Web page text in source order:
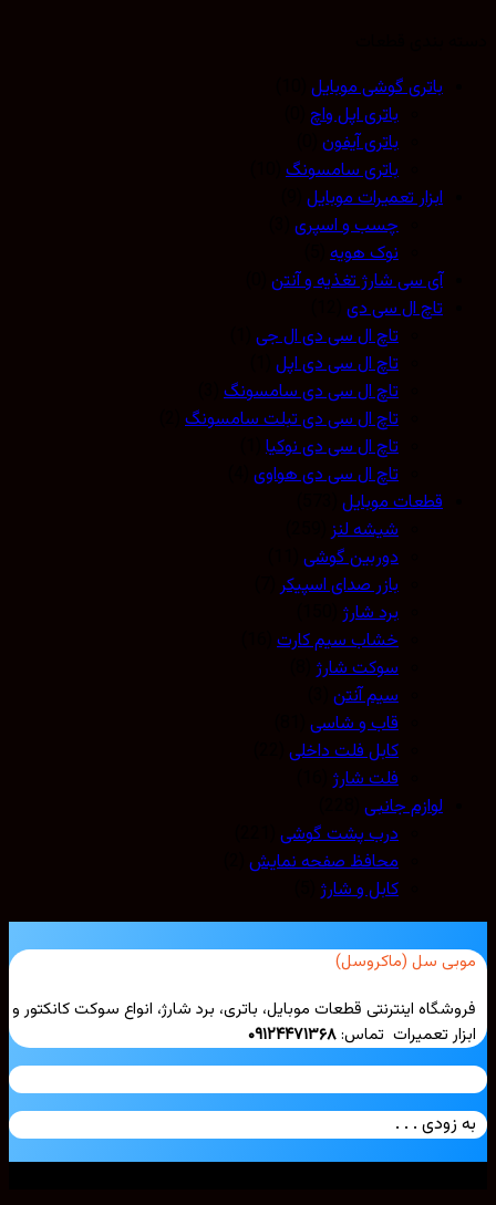
باتری گوشی موبایل(10)
باتری اپل واچ(0)
باتری آیفون(0)
باتری سامسونگ(10)
ابزار تعمیرات موبایل(9)
چسب و اسپری(3)
نوک هویه(5)
آی سی شارژ تغذیه و آنتن(0)
تاچ ال سی دی(12)
تاچ ال سی دی ال جی(1)
تاچ ال سی دی اپل(1)
تاچ ال سی دی سامسونگ(3)
تاچ ال سی دی تبلت سامسونگ(2)
تاچ ال سی دی نوکیا (1)
تاچ ال سی دی هواوی(4)
قطعات موبایل(573)
شیشه لنز(259)
دوربین گوشی(11)
بازر صدای اسپیکر(7)
برد شارژ(150)
خشاب سیم کارت(16)
سوکت شارژ(8)
سیم آنتن(3)
قاب و شاسی(81)
کابل فلت داخلی(22)
فلت شارژ(16)
لوازم جانبی(228)
درب پشت گوشی(221)
محافظ صفحه نمایش(2)
کابل و شارژ(5)
سل (ماکروسل)
اینترنتی قطعات موبایل، باتری، برد شارژ، انواع سوکت کانکتور و
تعمیرات تماس:۰۹۱۲۴۴۷۱۳۶۸
زودی . . .